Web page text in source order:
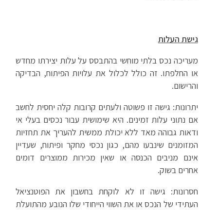
גישת העלות
מעריכה נכס בלתי מוחשי בהתבסס על עלות יצירתו מחדש
או החלפתו. זה כולל לכלול את עלויות הפיתוח, הבדיקה
והרישום.
יתרונות: גישה זו פשוטה ולעתים קרובות קלה יחסית לחשב
אם נתוני עלות זמינים. היא שימושית עבור נכסים בעלי אי
ודאות גבוהה מאד ללא יכולת ממשית להעריך את תחזיות
המזומנים שינבעו מהם, כגון נכסי מחקר ופיתוח, שעדיין
אינם מניבים הכנסה או שאין מכירות ממוצרים דומים
אחרים בשוק.
חסרונות: גישה זו לא לוקחת בחשבון את הפוטנציאל
העתידי של הנכס או את השווי הייחודי שלו הנובע מהתועלת